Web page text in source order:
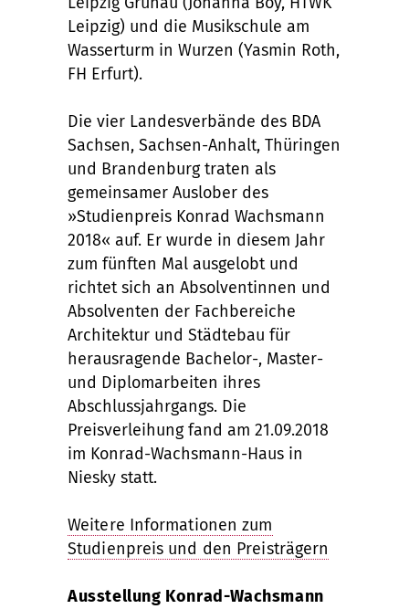
Leipzig) und die Musikschule am
Wasserturm in Wurzen (Yasmin Roth,
FH Erfurt).
Die vier Landesverbände des BDA
Sachsen, Sachsen-Anhalt, Thüringen
und Brandenburg traten als
gemeinsamer Auslober des
»Studienpreis Konrad Wachsmann
2018« auf. Er wurde in diesem Jahr
zum fünften Mal ausgelobt und
richtet sich an Absolventinnen und
Absolventen der Fachbereiche
Architektur und Städtebau für
herausragende Bachelor-, Master-
und Diplomarbeiten ihres
Abschlussjahrgangs. Die
Preisverleihung fand am 21.09.2018
im Konrad-Wachsmann-Haus in
Niesky statt.
Weitere Informationen zum
Studienpreis und den Preisträgern
Ausstellung Konrad-Wachsmann